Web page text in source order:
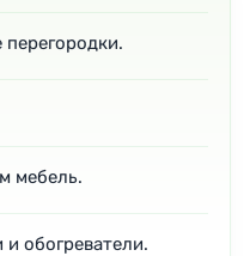
мебель.
обогреватели.